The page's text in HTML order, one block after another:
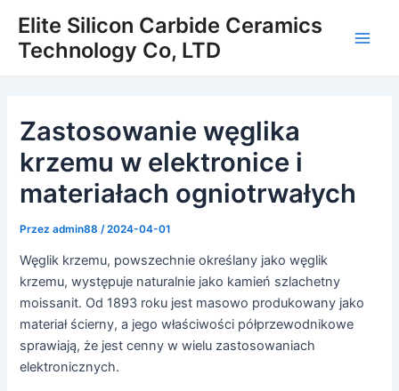
treści
Elite Silicon Carbide Ceramics
Technology Co, LTD
Zastosowanie węglika
krzemu w elektronice i
materiałach ogniotrwałych
Przezadmin88/2024-04-01
Węglik krzemu, powszechnie określany jako węglik
krzemu, występuje naturalnie jako kamień szlachetny
moissanit. Od 1893 roku jest masowo produkowany jako
materiał ścierny, a jego właściwości półprzewodnikowe
sprawiają, że jest cenny w wielu zastosowaniach
elektronicznych.